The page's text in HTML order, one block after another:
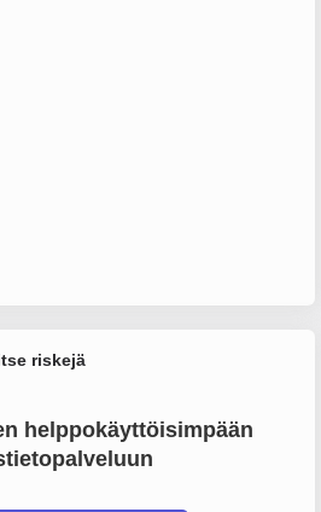
riskejä
helppokäyttöisimpään